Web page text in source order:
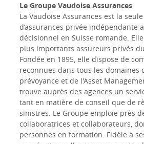
Le Groupe Vaudoise Assurances
La Vaudoise Assurances est la
d’assurances privée indépendante
décisionnel en Suisse romande.
plus importants assureurs privés
Fondée en 1895, elle dispose de
reconnues dans tous les domaines
prévoyance et de l'Asset
trouve auprès des agences un
tant en matière de conseil que de
sinistres. Le Groupe emploie près
collaboratrices et collaborateurs,
personnes en formation. Fidèle à